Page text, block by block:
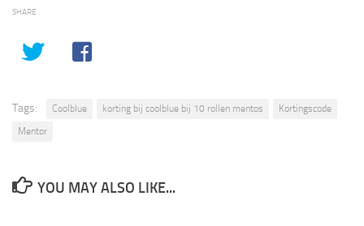
SHARE
Tags: Coolblue korting bij coolblue bij 10 rollen mentos
Kortingscode
Mentor
YOU MAY ALSO LIKE...